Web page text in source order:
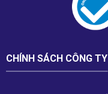
CHÍNH SÁCH CÔNG TY